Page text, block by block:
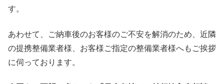
す。
あわせて、ご納車後のお客様のご不安を解消のため、近隣
の提携整備業者様、お客様ご指定の整備業者様へもご挨拶
に伺っております。